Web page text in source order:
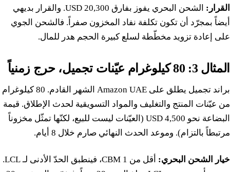
القرار:
الشحن البحري يفوز بفارق 20,300 USD. والقرار بديهي
أيضاً بمجرّد أن تكون تكلفة نفاد المخزون صفراً. فالشحن الجوي
على إعادة تزويد مخطّطة لسلع كبيرة الحجم هدر للمال.
المثال 3: 80 كيلوغرام عيّنات تجميل، حرج زمنياً
براند تجميل يطلق على Amazon UAE الشهر القادم. 80 كيلوغرام
من عيّنات المنتج والتغليف والمواد التسويقية لحدث الإطلاق. قيمة
البضاعة نحو 4,500 USD (العيّنات ليست للبيع، لكنّها تمثّل مخزوناً
مرتبطاً بالتزام). وموعد الحدث النهائي صارم خلال 8 أيام.
خيار الشحن البحري:
أقل من 1 CBM، فينطبق الحدّ الأدنى لـ LCL.